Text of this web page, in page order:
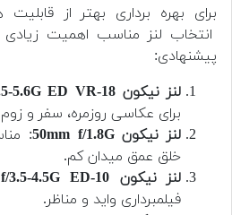
برای بهره برداری بهتر از قابلیت
انتخاب لنز مناسب اهمیت زیادی
پیشنهادی:
لنز نیکون 18-140mm f/3.5-5.6G ED VR
برای عکاسی روزمره، سفر و
لنز نیکون 50mm f/1.8G
:
خلق عمق میدان کم.
لنز نیکون 10-24mm f/3.5-4.5G ED
فیلمبرداری واید و مناظر.